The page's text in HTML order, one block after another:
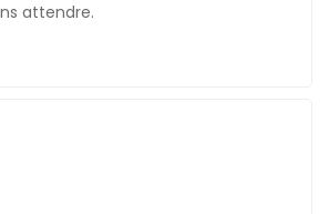
attendre.